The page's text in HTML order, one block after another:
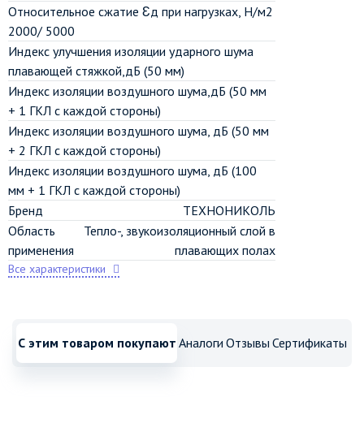
Относительное сжатие Ɛд при нагрузках, Н/м2
2000/ 5000
Индекс улучшения изоляции ударного шума
плавающей стяжкой,дБ (50 мм)
Индекс изоляции воздушного шума,дБ (50 мм
+ 1 ГКЛ с каждой стороны)
Индекс изоляции воздушного шума, дБ (50 мм
+ 2 ГКЛ с каждой стороны)
Индекс изоляции воздушного шума, дБ (100
мм + 1 ГКЛ с каждой стороны)
Бренд
ТЕХНОНИКОЛЬ
Область
применения
Тепло-, звукоизоляционный слой в
плавающих полах
Все характеристики
С этим товаром покупают Аналоги Отзывы Сертификаты